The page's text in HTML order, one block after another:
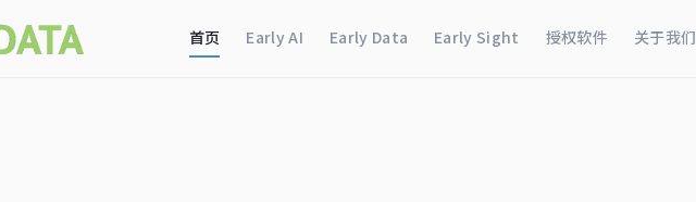
首页 Early AI Early Data Early Sight 授权软件 关于我们